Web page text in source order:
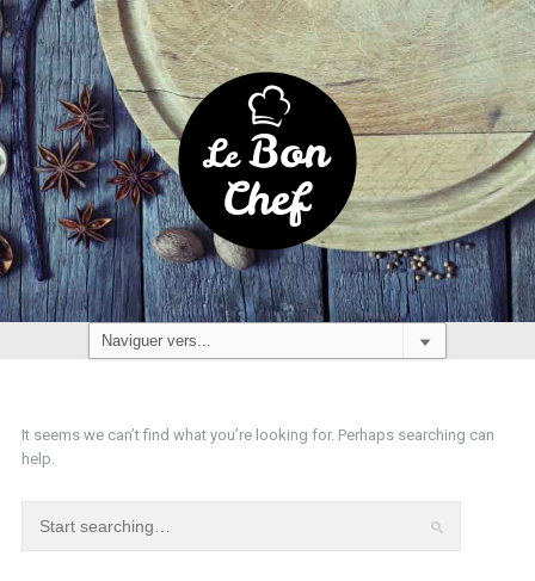
It seems we can’t find what you’re looking for. Perhaps searching can
help.